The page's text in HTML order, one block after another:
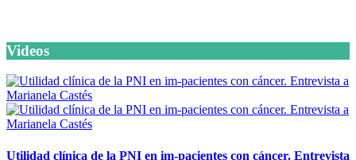
Videos
Utilidad clínica de la PNI en im-pacientes con cáncer. Entrevista